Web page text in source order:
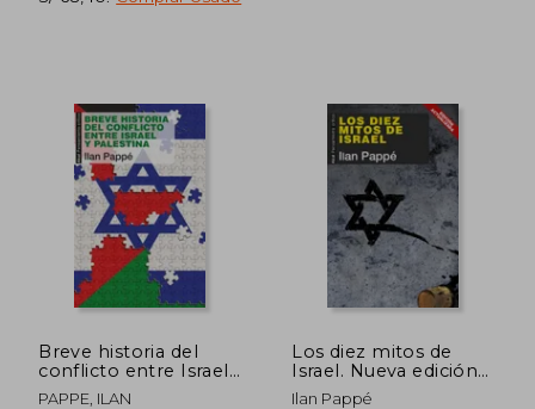
55%
dcto. S/ 68,80
55%
dcto. S/
Breve historia del
conflicto entre Israel
y Palestina
PAPPE, ILAN
Los diez mitos de
Israel. Nueva edición
actualizada
Ilan Pappé